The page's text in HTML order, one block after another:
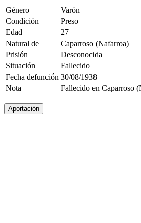
Género
Varón
Condición
Preso
Edad
27
Natural de
Caparroso (Nafarroa)
Prisión
Desconocida
Situación
Fallecido
Fecha defunción 30/08/1938
Nota
Fallecido en Caparroso